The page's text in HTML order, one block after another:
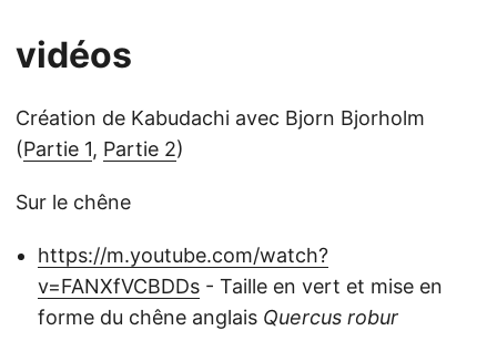
vidéos
Création de Kabudachi avec Bjorn Bjorholm
(Partie 1, Partie 2)
Sur le chêne
https://m.youtube.com/watch?
v=FANXfVCBDDs - Taille en vert et mise en
forme du chêne anglais Quercus robur